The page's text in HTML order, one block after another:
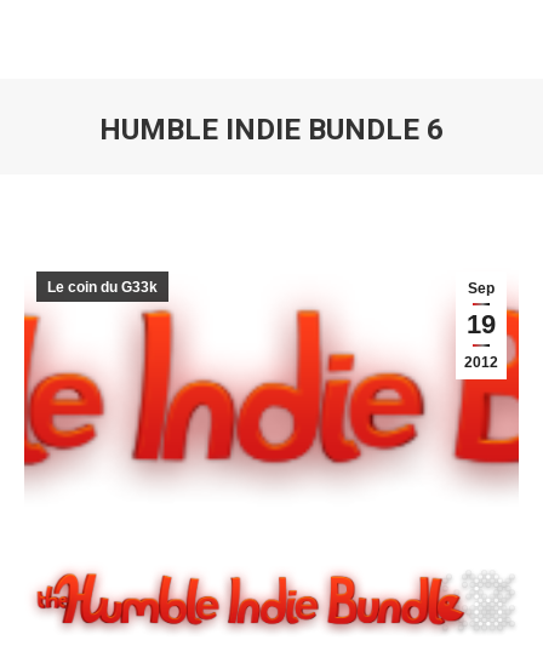
HUMBLE INDIE BUNDLE 6
Sep
19
2012
Le coin du G33k